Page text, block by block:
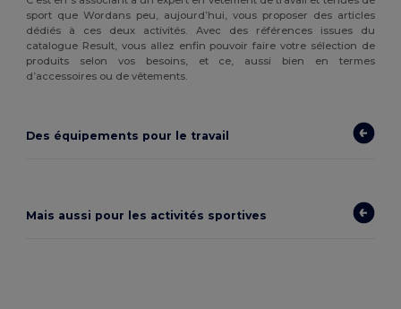
sport que Wordans peu, aujourd’hui, vous proposer des articles
dédiés à ces deux activités. Avec des références issues du
catalogue Result, vous allez enfin pouvoir faire votre sélection de
produits selon vos besoins, et ce, aussi bien en termes
d’accessoires ou de vêtements.
Des équipements pour le travail
Mais aussi pour les activités sportives